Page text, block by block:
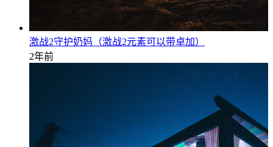
激战2守护奶妈（激战2元素可以带卓加）
2年前